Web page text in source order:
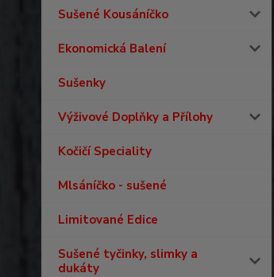
Sušené Kousáníčko
Ekonomická Balení
Sušenky
Výživové Doplňky a Přílohy
Kočičí Speciality
Mlsáníčko - sušené
Limitované Edice
Sušené tyčinky, slimky a
dukáty